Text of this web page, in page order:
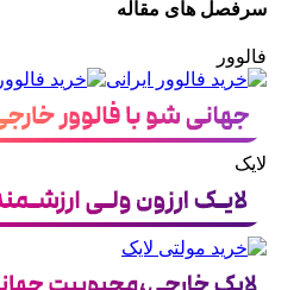
سرفصل های مقاله
فالوور
لایک